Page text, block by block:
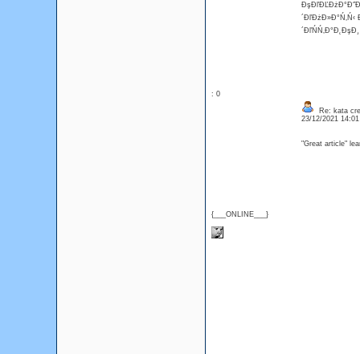
´ĐľĐżĐ»Đ°Ń‚Ń‹
: 0
{___ONLINE___}
Re: kata
23/12/2021
"Great article"